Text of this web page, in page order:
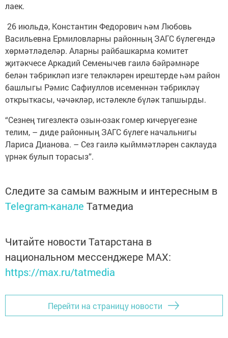
лаек.
26 июльдә, Константин Федорович һәм Любовь
Васильевна Ермиловларны районның ЗАГС бүлегендә
хөрмәтләделәр. Аларны райбашкарма комитет
җитәкчесе Аркадий Семенычев гаилә бәйрәмнәре
белән тәбрикләп изге теләкләрен ирештерде һәм район
башлыгы Рәмис Сафиуллов исеменнән тәбрик­ләү
открыткасы, чәчәкләр, истәлек­ле бүләк тапшырды.
“Сезнең тигезлектә озын-озак гомер кичерүегезне
телим, – диде районның ЗАГС бүлеге начальнигы
Лариса Дианова. – Сез гаилә кыйммәтләрен саклауда
үрнәк булып торасыз”.
Следите за самым важным и интересным в
Telegram-канале Татмедиа
Читайте новости Татарстана в
национальном мессенджере MАХ:
https://max.ru/tatmedia
Перейти на страницу новости